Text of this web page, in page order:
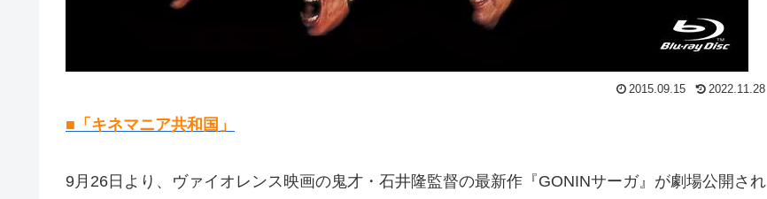
2015.09.15 2022.11.28
■「キネマニア共和国」
9月26日より、ヴァイオレンス映画の鬼才・石井隆監督の最新作『GONINサーガ』が劇場公開され